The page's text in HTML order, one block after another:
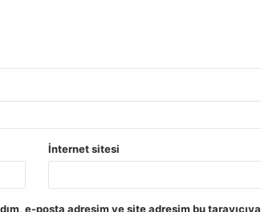
İnternet sitesi
e-posta adresim ve site adresim bu tarayıcıya